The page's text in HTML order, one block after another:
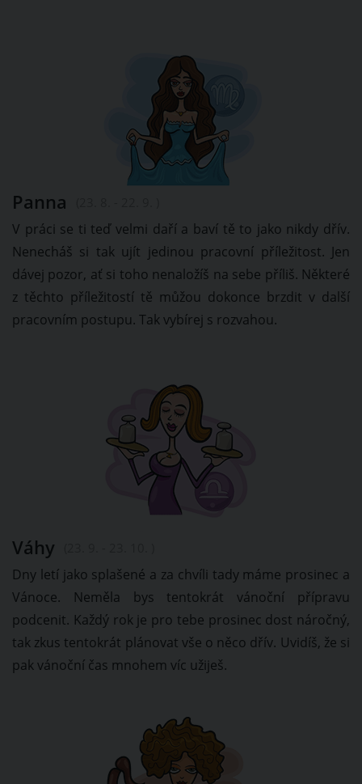
Panna
V práci se ti teď velmi daří a baví tě to jako nikdy dřív.
Nenecháš si tak ujít jedinou pracovní příležitost. Jen
dávej pozor, ať si toho nenaložíš na sebe příliš. Některé
z těchto příležitostí tě můžou dokonce brzdit v další
pracovním postupu. Tak vybírej s rozvahou.
Váhy
Dny letí jako splašené a za chvíli tady máme prosinec a
Vánoce. Neměla bys tentokrát vánoční přípravu
podcenit. Každý rok je pro tebe prosinec dost náročný,
tak zkus tentokrát plánovat vše o něco dřív. Uvidíš, že si
pak vánoční čas mnohem víc užiješ.